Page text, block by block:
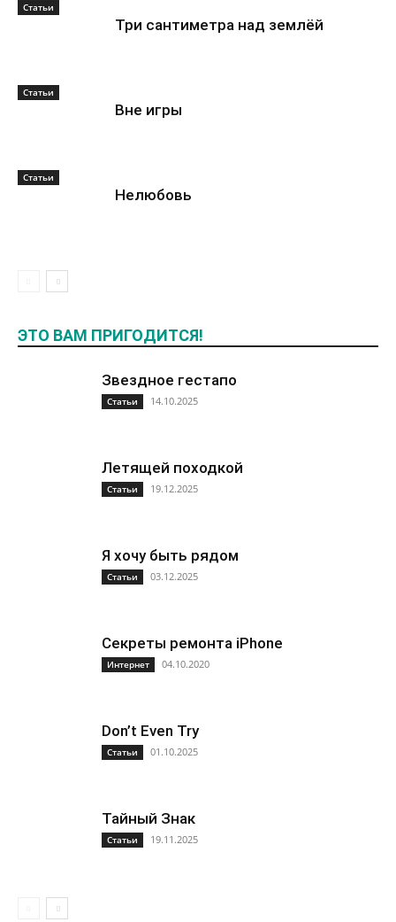
Статьи
Три сантиметра над землёй
Статьи
Вне игры
Статьи
Нелюбовь
ЭТО ВАМ ПРИГОДИТСЯ!
Звездное гестапо
Статьи 14.10.2025
Летящей походкой
Статьи 19.12.2025
Я хочу быть рядом
Статьи 03.12.2025
Секреты ремонта iРhone
Интернет 04.10.2020
Don’t Even Try
Статьи 01.10.2025
Тайный Знак
Статьи 19.11.2025